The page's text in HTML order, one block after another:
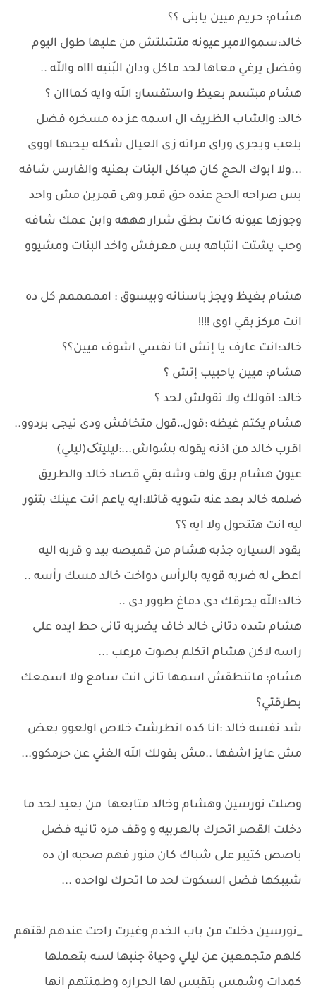
هشام: حريم ميين يابنى ؟؟
خالد:سموالامير عيونه متشلتش من عليها طول اليوم
وفضل يرغي معاها لحد ماكل ودان البُنيه اااه والله ..
هشام مبتسم بعيظ واستفسار: الله وايه كمااان ؟
خالد: والشاب الظريف ال اسمه عز ده مسخره فضل
يلعب ويجرى وراى مراته زى العيال شكله بيحبها اووى
...ولا ابوك الحج كان هياكل البنات بعنيه والفارس شافه
بس صراحه الحج عنده حق قمر وهى قمرين مش واحد
وجوزها عيونه كانت بطق شرار هههه وابن عمك شافه
وحب يشتت انتباهه بس معرفش واخد البنات ومشيوو
هشام بغيظ ويجز باسنانه وبيسوق : امممممم كل ده
انت مركز بقي اوى !!!!
خالد:انت عارف يا إتش انا نفسي اشوف ميين؟؟
هشام: ميين ياحبيب إتش ؟
خالد: اقولك ولا تقولش لحد ؟
هشام يكتم غيظه :قول،،قول متخافش ودى تيجى بردوو..
اقرب خالد من اذنه يقوله بشواش...:ليليتک(ليلي)
عيون هشام برق ولف وشه بقي قصاد خالد والطريق
ضلمه خالد بعد عنه شويه قائلا:ايه ياعم انت عينك بتنور
ليه انت هتتحول ولا ايه ؟؟
يقود السياره جذبه هشام من قميصه بيد و قربه اليه
اعطى له ضربه قويه بالرأس دواخت خالد مسك رأسه ..
خالد:الله يحرقك دى دماغ طوور دى ..
هشام شده دتانى خالد خاف يضربه تانى حط ايده على
راسه لاكن هشام اتكلم بصوت مرعب ...
هشام: ماتنطقش اسمها تانى انت سامع ولا اسمعك
بطرقتي؟
شد نفسه خالد :انا كده انطرشت خلاص اولعوو بعض
مش عايز اشفها ..مش بقولك الله الغني عن حرمكوو...
وصلت نورسين وهشام وخالد متابعها من بعيد لحد ما
دخلت القصر اتحرك بالعربيه و وقف مره تانيه فضل
باصص كتيير على شباك كان منور فهم صحبه ان ده
شيبكها فضل السكوت لحد ما اتحرك لواحده ...
_نورسين دخلت من باب الخدم وغيرت راحت عندهم لقتهم
كلهم متجمعين عن ليلي وحياة جنبها لسه بتعملها
كمدات وشمس بتقيس لها الحراره وطمنتهم انها